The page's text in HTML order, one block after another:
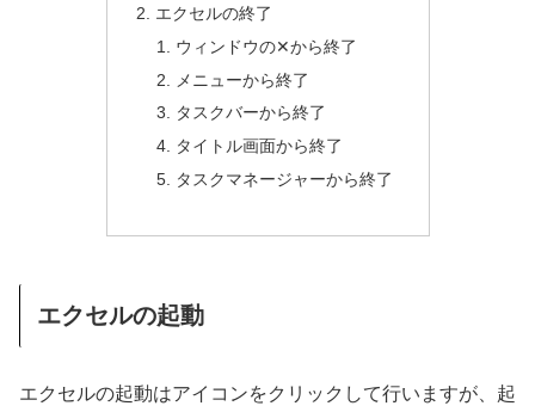
エクセルの終了
ウィンドウの✕から終了
メニューから終了
タスクバーから終了
タイトル画面から終了
タスクマネージャーから終了
エクセルの起動
エクセルの起動はアイコンをクリックして行いますが、起